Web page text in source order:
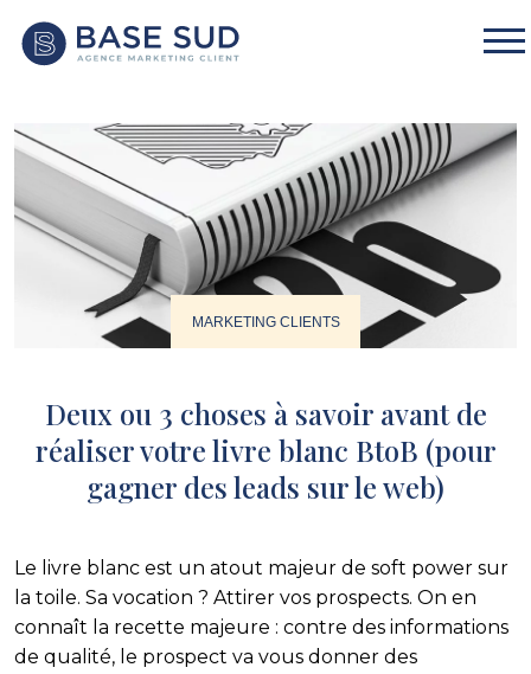
MARKETING CLIENTS
Deux ou 3 choses à savoir avant de
réaliser votre livre blanc BtoB (pour
gagner des leads sur le web)
Le livre blanc est un atout majeur de soft power sur
la toile. Sa vocation ? Attirer vos prospects. On en
connaît la recette majeure : contre des informations
de qualité, le prospect va vous donner des